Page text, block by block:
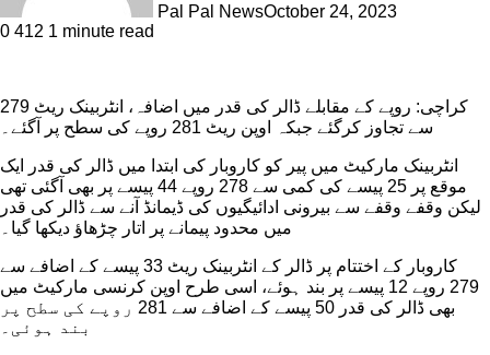
Pal Pal NewsOctober 24, 2023
0 412 1 minute read
کراچی: روپے کے مقابلے ڈالر کی قدر میں اضافہ، انٹربینک ریٹ 279
سے تجاوز کرگئے جبکہ اوپن ریٹ 281 روپے کی سطح پر آگئے۔
انٹربینک مارکیٹ میں پیر کو کاروبار کی ابتدا میں ڈالر کی قدر ایک
موقع پر 25 پیسے کی کمی سے 278 روپے 44 پیسے پر بھی آگئی تھی
لیکن وقفے وقفے سے بیرونی ادائیگیوں کی ڈیمانڈ آنے سے ڈالر کی قدر
میں محدود پیمانے پر اتار چڑھاؤ دیکھا گیا۔
کاروبار کے اختتام پر ڈالر کے انٹربینک ریٹ 33 پیسے کے اضافے سے
279 روپے 12 پیسے پر بند ہوئے، اسی طرح اوپن کرنسی مارکیٹ میں
بھی ڈالر کی قدر 50 پیسے کے اضافے سے 281 روپے کی سطح پر
بند ہوئی۔